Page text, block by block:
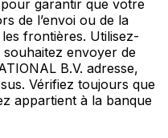
garantir que votre
de l’envoi ou de la
frontières. Utilisez-
envoyer de
B.V. adresse,
Vérifiez toujours que
appartient à la banque